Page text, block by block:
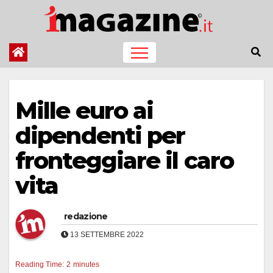
contenuto
Mille euro ai
dipendenti per
fronteggiare il caro
vita
redazione
13 SETTEMBRE 2022
Reading Time: 2 minutes